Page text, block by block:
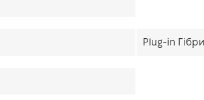
Plug-in